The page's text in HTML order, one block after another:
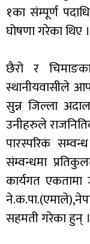
१का संम्पूर्ण
घोषणा गरेका थिए ।
छैरो र
स्थानीयवासीले
सुन्न जिल्ला
उनीहरुले
पारस्परिक
संम्वन्धमा
कार्यगत एकतामा
सहमती गरेका हुन् ।